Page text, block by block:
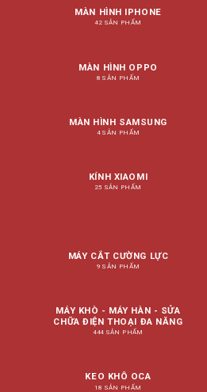
MÀN HÌNH IPHONE
42 SẢN PHẨM
MÀN HÌNH OPPO
8 SẢN PHẨM
MÀN HÌNH SAMSUNG
4 SẢN PHẨM
KÍNH XIAOMI
25 SẢN PHẨM
MÁY CẮT CƯỜNG LỰC
9 SẢN PHẨM
MÁY KHÒ - MÁY HÀN - SỬA
CHỮA ĐIỆN THOẠI ĐA NĂNG
444 SẢN PHẨM
KEO KHÔ OCA
18 SẢN PHẨM